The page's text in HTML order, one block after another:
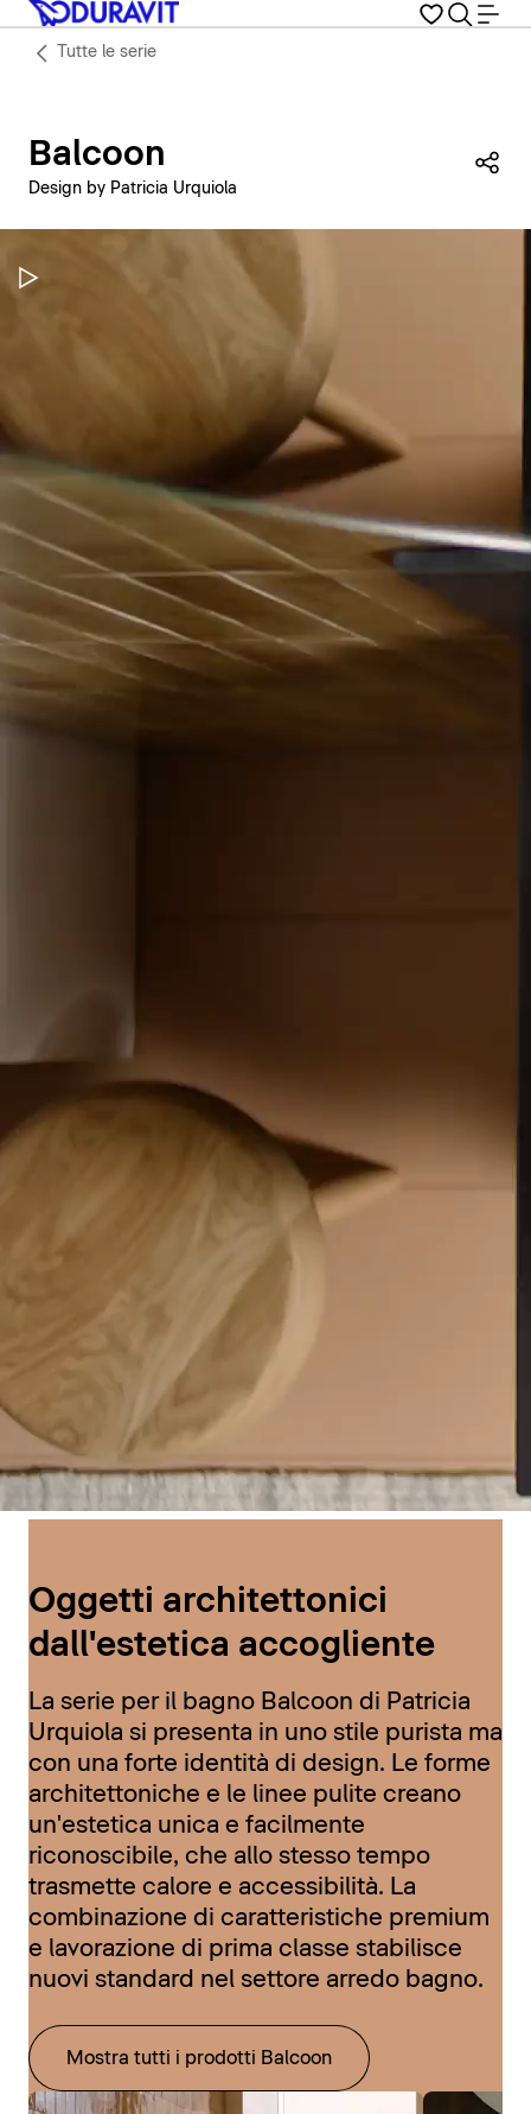
Tutte le serie
Balcoon
Design by Patricia Urquiola
Metti in pausa il video
Oggetti architettonici
dall'estetica accogliente
La serie per il bagno Balcoon di Patricia
Urquiola si presenta in uno stile purista ma
con una forte identità di design. Le forme
architettoniche e le linee pulite creano
un'estetica unica e facilmente
riconoscibile, che allo stesso tempo
trasmette calore e accessibilità. La
combinazione di caratteristiche premium
e lavorazione di prima classe stabilisce
nuovi standard nel settore arredo bagno.
Mostra tutti i prodotti Balcoon